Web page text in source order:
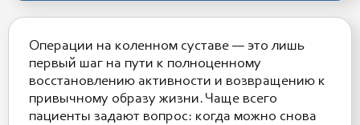
Операции на коленном суставе — это лишь
первый шаг на пути к полноценному
восстановлению активности и возвращению к
привычному образу жизни. Чаще всего
пациенты задают вопрос: когда можно снова